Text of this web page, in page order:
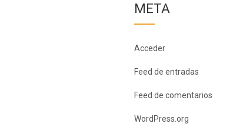
META
Acceder
Feed de entradas
Feed de comentarios
WordPress.org